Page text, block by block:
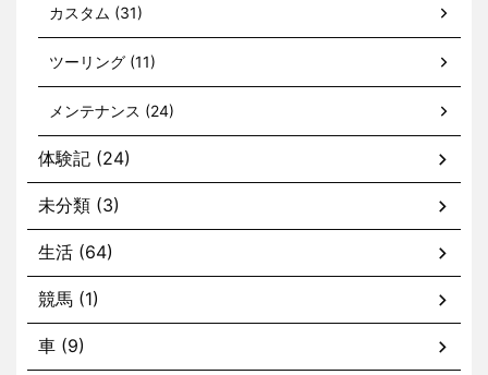
カスタム (31)
ツーリング (11)
メンテナンス (24)
体験記 (24)
未分類 (3)
生活 (64)
競馬 (1)
車 (9)